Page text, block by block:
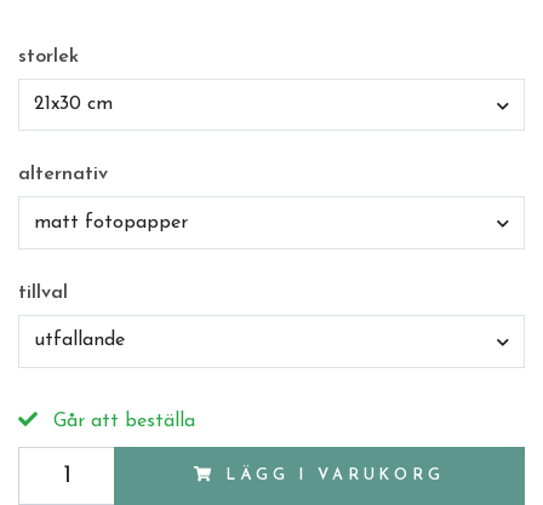
storlek
21x30 cm
alternativ
matt fotopapper
tillval
utfallande
Går att beställa
LÄGG I VARUKORG